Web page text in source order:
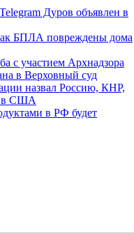
Дуров объявлен в
БПЛА повреждены дома
с участием Архнадзора
в Верховный суд
назвал Россию, КНР,
в США
в РФ будет